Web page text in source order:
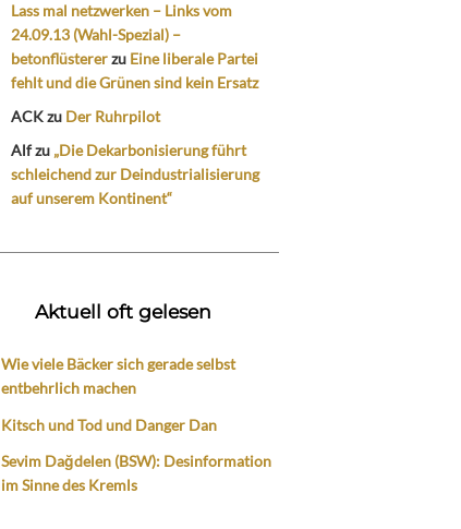
Lass mal netzwerken – Links vom
24.09.13 (Wahl-Spezial) –
betonflüstererzu Eine liberale Partei
fehlt und die Grünen sind kein Ersatz
ACKzu Der Ruhrpilot
Alfzu „Die Dekarbonisierung führt
schleichend zur Deindustrialisierung
auf unserem Kontinent“
Aktuell oft gelesen
Wie viele Bäcker sich gerade selbst
entbehrlich machen
Kitsch und Tod und Danger Dan
Sevim Dağdelen (BSW): Desinformation
im Sinne des Kremls